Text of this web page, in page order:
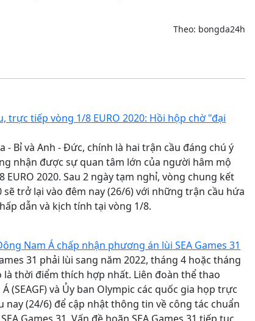
Theo: bongda24h
trực tiếp vòng 1/8 EURO 2020: Hồi hộp chờ "đại
- Bỉ và Anh - Đức, chính là hai trận cầu đáng chú ý
nhận được sự quan tâm lớn của người hâm mộ
EURO 2020. Sau 2 ngày tạm nghỉ, vòng chung kết
sẽ trở lại vào đêm nay (26/6) với những trận cầu hứa
dẫn và kịch tính tại vòng 1/8.
Nam Á chấp nhận phương án lùi SEA Games 31
31 phải lùi sang năm 2022, tháng 4 hoặc tháng
là thời điểm thích hợp nhất. Liên đoàn thể thao
(SEAGF) và Ủy ban Olympic các quốc gia họp trực
nay (24/6) để cập nhật thông tin về công tác chuẩn